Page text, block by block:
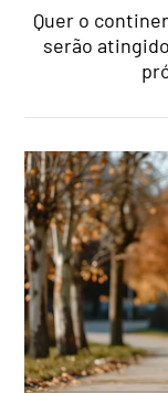
Quer o
serão